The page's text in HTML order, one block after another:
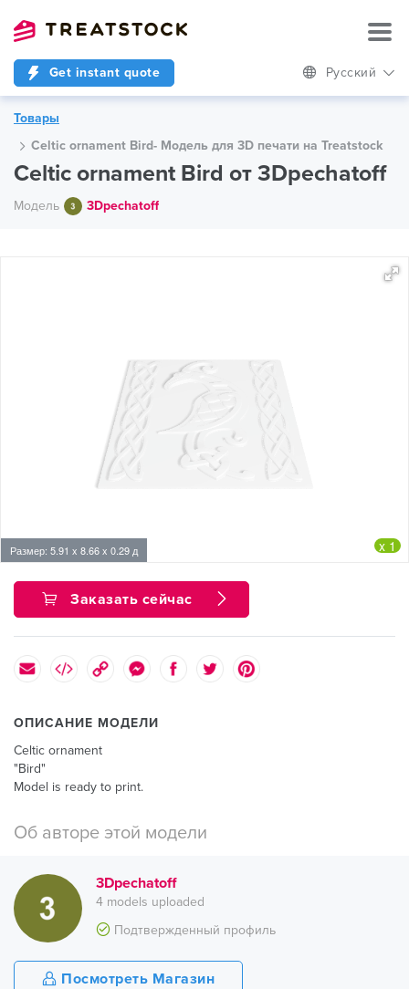
Get instant quote Русский
Товары
Celtic ornament Bird- Модель для 3D печати на Treatstock
Celtic ornament Bird от 3Dpechatoff
Модель 3Dpechatoff
Размер: 5.91 x 8.66 x 0.29 д x 1
Заказать сейчас
ОПИСАНИЕ МОДЕЛИ
Сeltic ornament
"Bird"
Model is ready to print.
Об авторе этой модели
3Dpechatoff
4 models uploaded
Подтвержденный профиль
Посмотреть Магазин